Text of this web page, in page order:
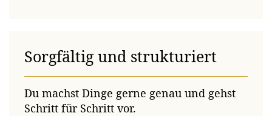
Sorgfältig und strukturiert
Du machst Dinge gerne genau und gehst
Schritt für Schritt vor.